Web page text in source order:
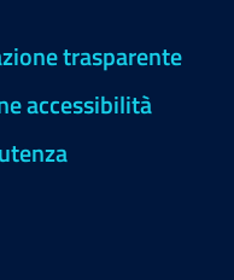
trasparente
accessibilità